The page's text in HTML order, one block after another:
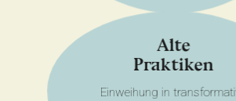
Alte
Praktiken
Einweihung in